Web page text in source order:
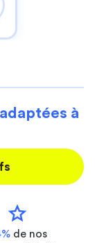
adaptées à
star
de nos